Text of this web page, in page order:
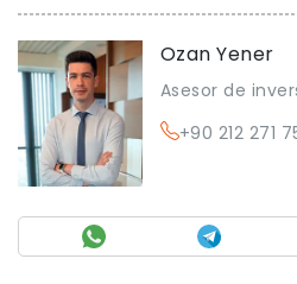
Ozan Yener
Asesor de
+90 212 271